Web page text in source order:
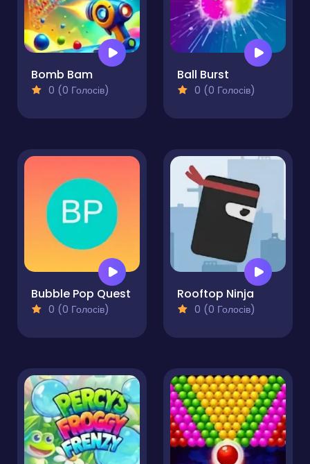
Bomb Bam
0 (0 Голосів)
Ball Burst
0 (0 Голосів)
Bubble Pop Quest
0 (0 Голосів)
Rooftop Ninja
0 (0 Голосів)